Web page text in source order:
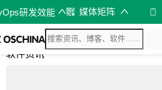
研发效能 媒体矩阵
综合
开源资讯
软件资讯